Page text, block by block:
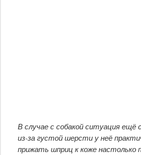
В случае с собакой ситуация ещё
из-за густой шерсти у неё
прижать шприц к коже настолько